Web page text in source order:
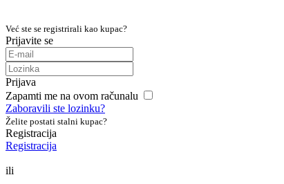
Već ste se registrirali kao kupac?
Prijavite se
Prijava
Zapamti me na ovom računalu
Zaboravili ste lozinku?
Želite postati stalni kupac?
Registracija
Registracija
ili